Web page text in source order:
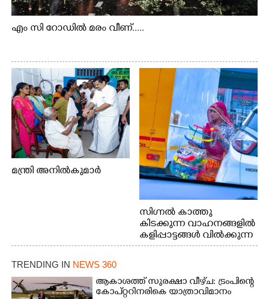
എം സി റോഡിൽ മരം വീണ്.....
മന്ത്രി അനിൽകുമാർ
സിഗ്നൽ കാത്തു
കിടക്കുന്ന വാഹനങ്ങളിൽ
കളിപ്പാട്ടങ്ങൾ വിൽക്കുന്ന
നാടോടി യുവതി. ഇടപ്പള്ളി
TRENDING IN NEWS 360
ആകാശത്ത് സുരക്ഷാ വീഴ്‌ച: ട്രംപിന്റെ
കോ‌പ്‌റ്ററിനരികെ യാത്രാവിമാനം